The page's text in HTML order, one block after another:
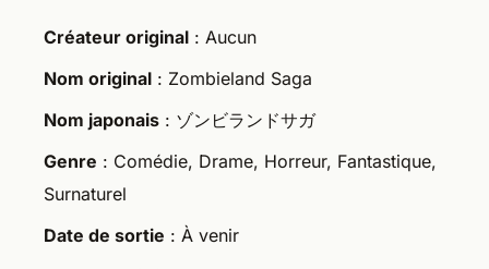
Créateur original : Aucun
Nom original : Zombieland Saga
Nom japonais : ゾンビランドサガ
Genre : Comédie, Drame, Horreur, Fantastique,
Surnaturel
Date de sortie : À venir